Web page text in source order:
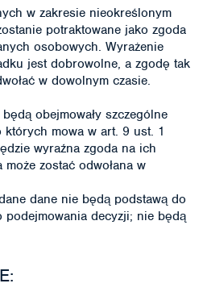
w zakresie nieokreślonym
potraktowane jako zgoda
osobowych. Wyrażenie
jest dobrowolne, a zgodę tak
w dowolnym czasie.
obejmowały szczególne
mowa w art. 9 ust. 1
wyraźna zgoda na ich
zostać odwołana w
dane nie będą podstawą do
podejmowania decyzji; nie będą